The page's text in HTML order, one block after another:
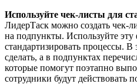
Используйте чек-листы для
ЛидерТаск можно создать чек-
на подпункты. Используйте
стандартизировать процессы.
сделать, а в подпунктах
которые помогут поэтапно
сотрудники будут действовать